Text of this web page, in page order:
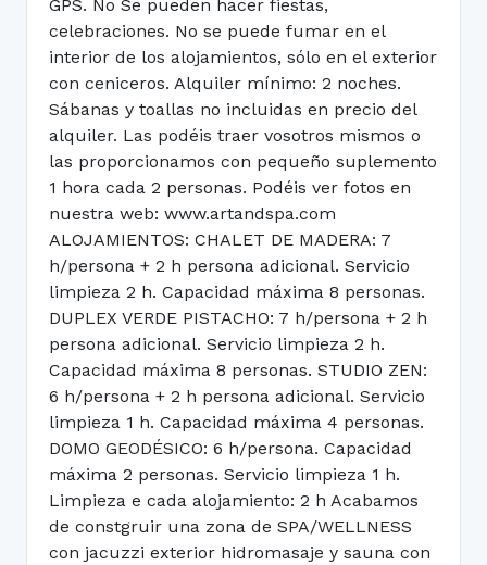
GPS. No Se pueden hacer fiestas,
celebraciones. No se puede fumar en el
interior de los alojamientos, sólo en el exterior
con ceniceros. Alquiler mínimo: 2 noches.
Sábanas y toallas no incluidas en precio del
alquiler. Las podéis traer vosotros mismos o
las proporcionamos con pequeño suplemento
1 hora cada 2 personas. Podéis ver fotos en
nuestra web: www.artandspa.com
ALOJAMIENTOS: CHALET DE MADERA: 7
h/persona + 2 h persona adicional. Servicio
limpieza 2 h. Capacidad máxima 8 personas.
DUPLEX VERDE PISTACHO: 7 h/persona + 2 h
persona adicional. Servicio limpieza 2 h.
Capacidad máxima 8 personas. STUDIO ZEN:
6 h/persona + 2 h persona adicional. Servicio
limpieza 1 h. Capacidad máxima 4 personas.
DOMO GEODÉSICO: 6 h/persona. Capacidad
máxima 2 personas. Servicio limpieza 1 h.
Limpieza e cada alojamiento: 2 h Acabamos
de constgruir una zona de SPA/WELLNESS
con jacuzzi exterior hidromasaje y sauna con